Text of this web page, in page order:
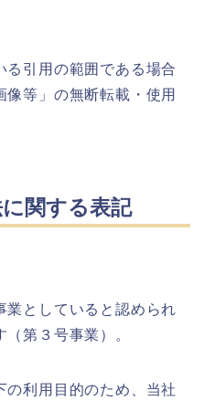
る引用の範囲である場合
像等」の無断転載・使用
関する表記
業としていると認められ
第３号事業）。
の利用目的のため、当社